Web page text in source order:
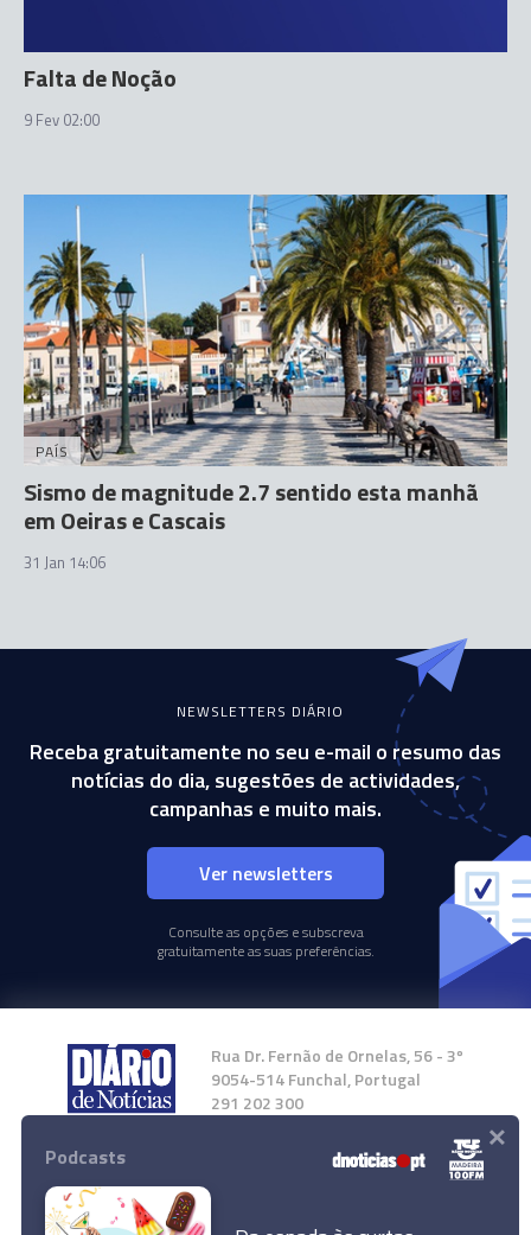
Falta de Noção
9 Fev 02:00
PAÍS
Sismo de magnitude 2.7 sentido esta manhã
em Oeiras e Cascais
31 Jan 14:06
NEWSLETTERS DIÁRIO
Receba gratuitamente no seu e-mail o resumo das
notícias do dia, sugestões de actividades,
campanhas e muito mais.
Ver newsletters
Consulte as opções e subscreva
gratuitamente as suas preferências.
Rua Dr. Fernão de Ornelas, 56 - 3º
9054-514 Funchal, Portugal
291 202 300
Instale a nossa App
Podcasts ×